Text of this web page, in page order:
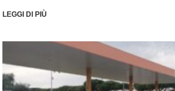
LEGGI DI PIÙ